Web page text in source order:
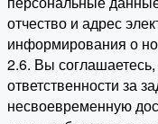
отчество и адрес
информирования о
2.6. Вы
ответственности за
несвоевременную